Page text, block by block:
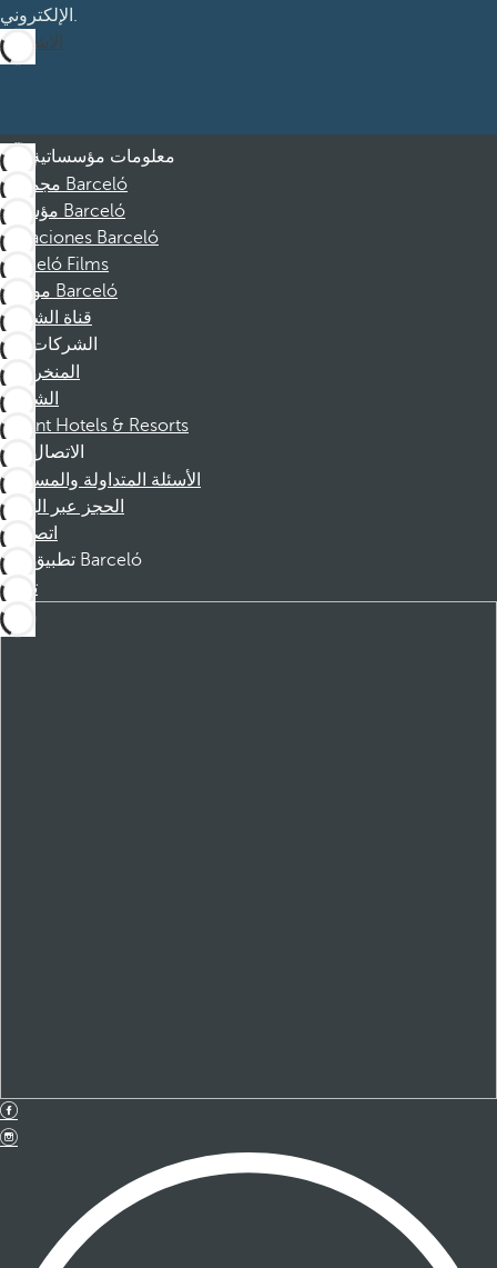
الإلكتروني.
الاشتراك
معلومات مؤسساتية
مجموعة Barceló
مؤسسة Barceló
Vacaciones Barceló
Barceló Films
موظفو Barceló
قناة الشكوى
الشركات
المنخرطين
الشركاء
Dorint Hotels & Resorts
الاتصال
الأسئلة المتداولة والمساعدة
الحجز عبر الهاتف
اتصل بنا
تطبيق Barceló
تنزيل